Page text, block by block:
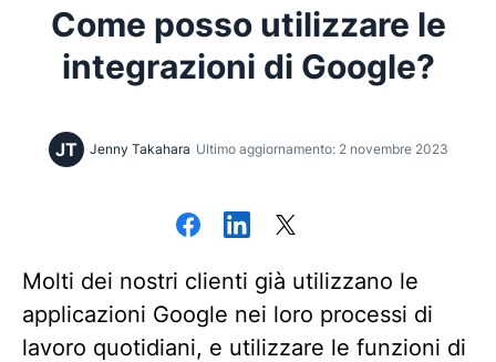
Come posso utilizzare le
integrazioni di Google?
JT Jenny Takahara Ultimo aggiornamento: 2 novembre 2023
Molti dei nostri clienti già utilizzano le
applicazioni Google nei loro processi di
lavoro quotidiani, e utilizzare le funzioni di